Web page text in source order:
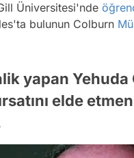
Üniversitesi'nde
bulunun Colburn
yapan Yehuda
elde